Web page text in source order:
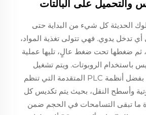
والتحميل على البالتات
الحديثة كل شيء من البداية حتى
أي تدخل يدوي. فهي تتولى تغذية المواد،
ثم ضغطها تحت ضغط عالٍ، تليها عملية
باستخدام الروبوتات. ويتم تشغيل
العملية برمتها بسلاسة بفضل أنظمة PLC المتقدمة التي تنظم
وأسطح النقل، بحيث يتم تكديس كل
ما تبقى التسامحات في الحجم ضمن